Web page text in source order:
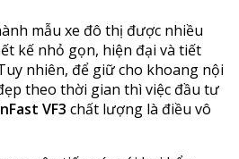
mẫu xe đô thị được nhiều
kế nhỏ gọn, hiện đại và tiết
nhiên, để giữ cho khoang nội
theo thời gian thì việc đầu tư
VF3 chất lượng là điều vô